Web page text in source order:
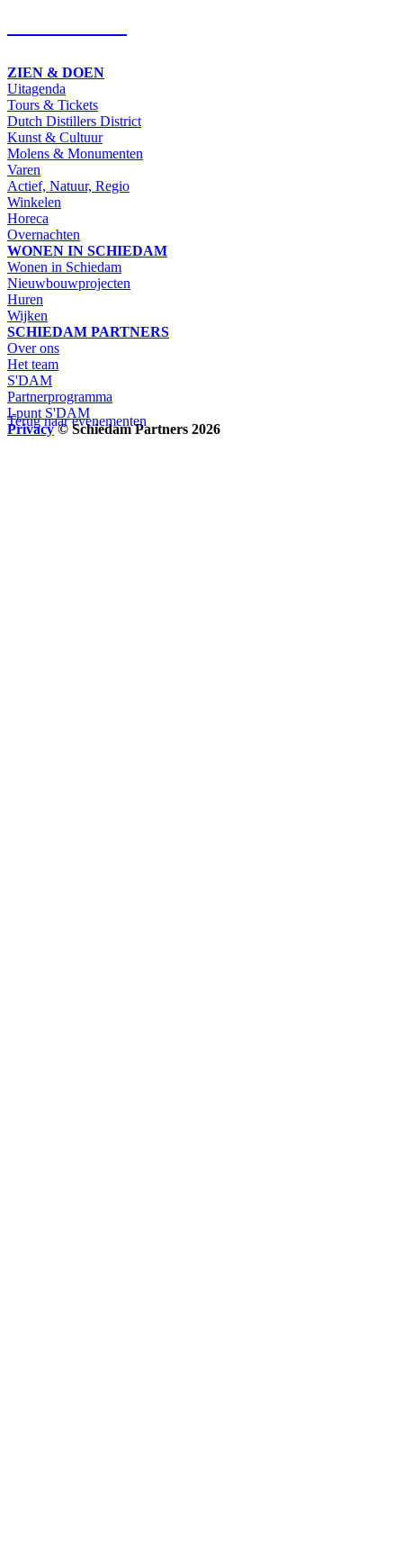
Terug naar evenementen
ZIEN & DOEN
Uitagenda
Tours & Tickets
Dutch Distillers District
Kunst & Cultuur
Molens & Monumenten
Varen
Actief, Natuur, Regio
Winkelen
Horeca
Overnachten
WONEN IN SCHIEDAM
Wonen in Schiedam
Nieuwbouwprojecten
Huren
Wijken
SCHIEDAM PARTNERS
Over ons
Het team
S'DAM
Partnerprogramma
I-punt S'DAM
Privacy © Schiedam Partners 2026